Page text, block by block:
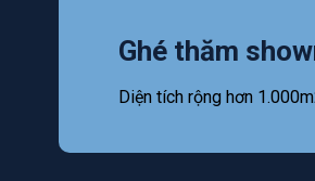
Ghé thăm
Diện tích rộng hơn